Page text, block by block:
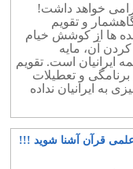
خواهد داشت!
و تقویم
ها از کوشش خیام
آن، مایه
ایرانیان است. تقویم
و تعطیلات
به ایرانیان نداده
قرآن آشنا شوید !!!